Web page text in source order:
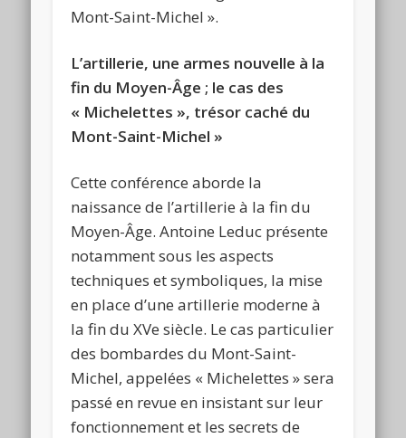
Mont-Saint-Michel ».
L’artillerie, une armes nouvelle à la
fin du Moyen-Âge ; le cas des
« Michelettes », trésor caché du
Mont-Saint-Michel »
Cette conférence aborde la
naissance de l’artillerie à la fin du
Moyen-Âge. Antoine Leduc présente
notamment sous les aspects
techniques et symboliques, la mise
en place d’une artillerie moderne à
la fin du XVe siècle. Le cas particulier
des bombardes du Mont-Saint-
Michel, appelées « Michelettes » sera
passé en revue en insistant sur leur
fonctionnement et les secrets de